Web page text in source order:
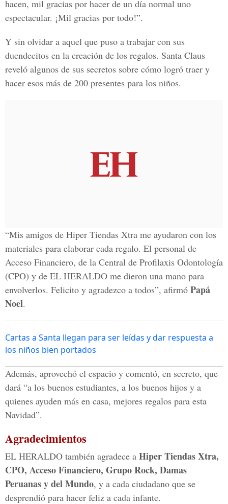
hacen, mil gracias por hacer de un día normal uno
espectacular. ¡Mil gracias por todo!”.
Y sin olvidar a aquel que puso a trabajar con sus
duendecitos en la creación de los regalos. Santa Claus
reveló algunos de sus secretos sobre cómo logró traer y
hacer esos más de 200 presentes para los niños.
“Mis amigos de Hiper Tiendas Xtra me ayudaron con los
materiales para elaborar cada regalo. El personal de
Acceso Financiero, de la Central de Profilaxis Odontología
(CPO) y de EL HERALDO me dieron una mano para
envolverlos. Felicito y agradezco a todos”, afirmó Papá
Noel.
Cartas a Santa llegan para ser leídas y dar respuesta a
los niños bien portados
Además, aprovechó el espacio y comentó, en secreto, que
dará “a los buenos estudiantes, a los buenos hijos y a
quienes ayuden más en casa, mejores regalos para esta
Navidad”.
Agradecimientos
EL HERALDO también agradece a Hiper Tiendas Xtra,
CPO, Acceso Financiero, Grupo Rock, Damas
Peruanas y del Mundo, y a cada ciudadano que se
desprendió para hacer feliz a cada infante.